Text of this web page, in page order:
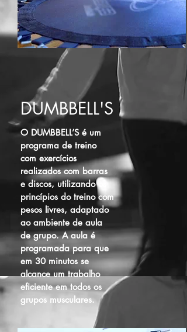
DUMBBELL'S
O DUMBBELL’S é um
programa de treino
com exercícios
realizados com barras
e discos, utilizando os
princípios do treino com
pesos livres, adaptado
ao ambiente de aula
de grupo. A aula é
programada para que
em 30 minutos se
alcance um trabalho
eficiente em todos os
grupos musculares.